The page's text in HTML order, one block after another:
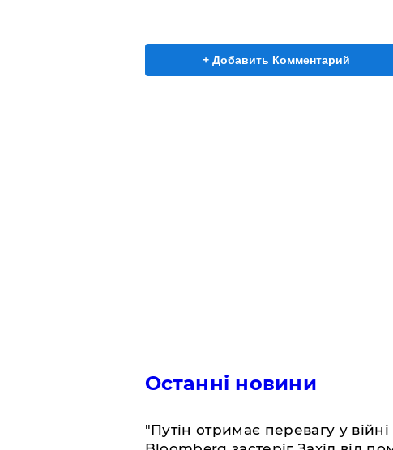
+ Добавить Комментарий
Останні новини
"Путін отримає перевагу у